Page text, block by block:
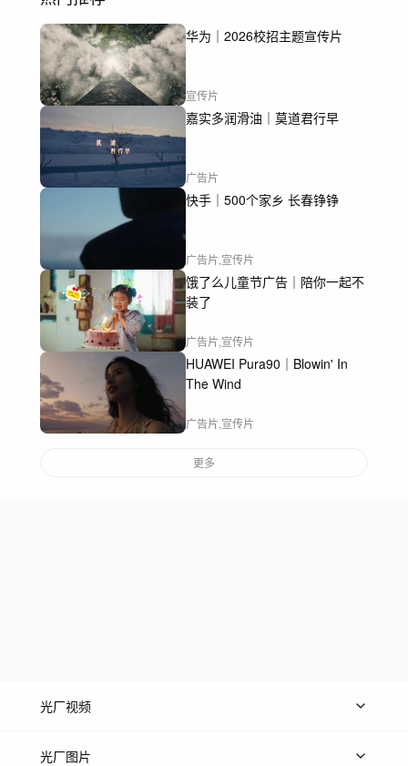
华为｜2026校招主题宣传片
宣传片
嘉实多润滑油｜莫道君行早
广告片
快手｜500个家乡 长春铮铮
广告片,宣传片
饿了么儿童节广告｜陪你一起不
装了
广告片,宣传片
HUAWEI Pura90｜Blowin' In
The Wind
广告片,宣传片
更多
光厂视频
上传视频
光厂图片